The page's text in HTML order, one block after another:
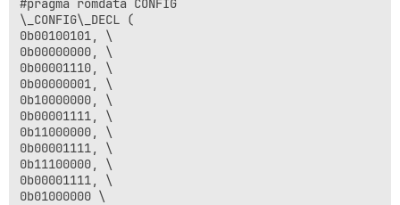
#pragma romdata CONFIG
\_CONFIG\_DECL (
0b00100101, \
0b00000000, \
0b00001110, \
0b00000001, \
0b10000000, \
0b00001111, \
0b11000000, \
0b00001111, \
0b11100000, \
0b00001111, \
0b01000000 \